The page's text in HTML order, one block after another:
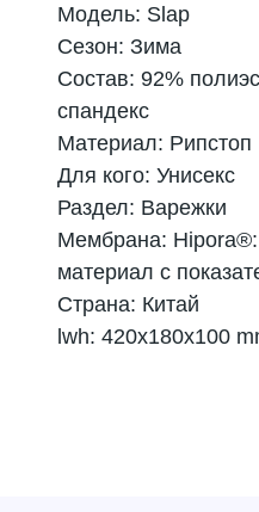
Модель: Slap
Сезон: Зима
Состав: 92%
спандекс
Материал: Рипстоп
Для кого: Унисекс
Раздел: Варежки
Мембрана:
материал с
Страна: Китай
lwh: 420x180x100